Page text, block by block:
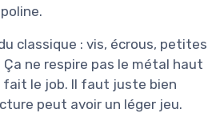
classique : vis, écrous, petites
ne respire pas le métal haut
fait le job. Il faut juste bien
peut avoir un léger jeu.